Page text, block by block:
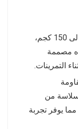
مع سعة وزن قصوى تصل إلى 150 كجم،
مصممة
التمرينات.
من
مما يوفر تجربة